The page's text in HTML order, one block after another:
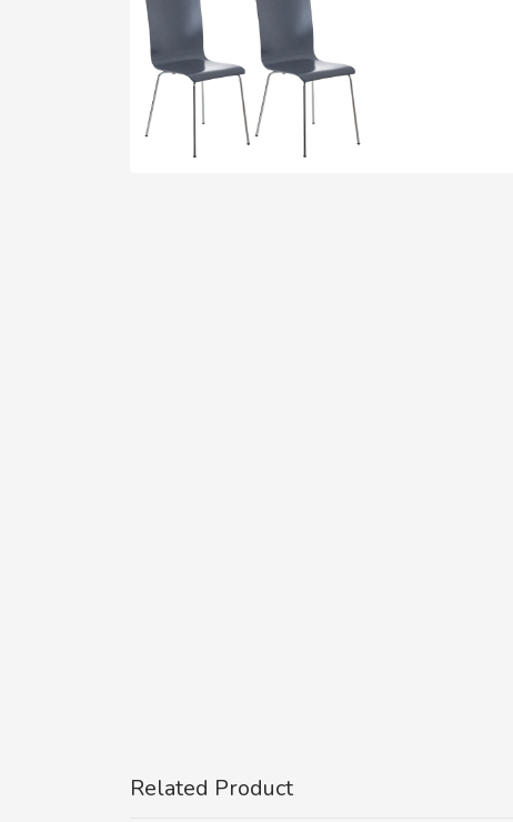
Related Product